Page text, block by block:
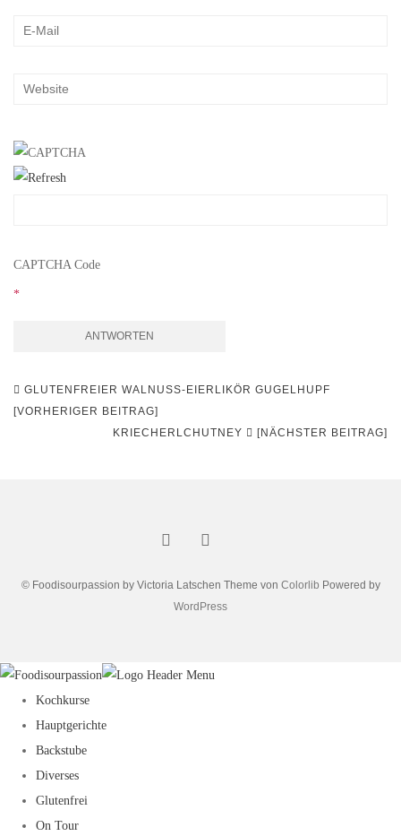
CAPTCHA Code
*
Beitrags-
Navigation
GLUTENFREIER WALNUSS-EIERLIKÖR GUGELHUPF
[VORHERIGER BEITRAG]
KRIECHERLCHUTNEY
[NÄCHSTER BEITRAG]
© Foodisourpassion by Victoria Latschen Theme von Colorlib Powered by
WordPress
Kochkurse
Hauptgerichte
Backstube
Diverses
Glutenfrei
On Tour